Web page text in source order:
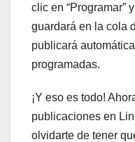
clic en “Programar”
guardará en la cola
publicará
programadas.
¡Y eso es todo!
publicaciones en
olvidarte de tener